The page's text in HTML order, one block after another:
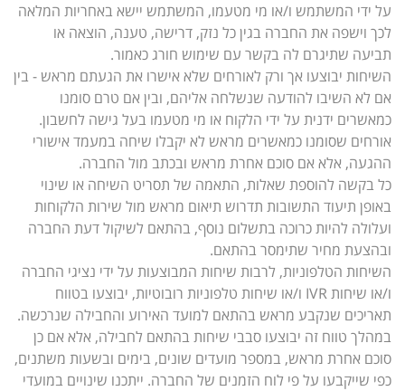
על ידי המשתמש ו/או מי מטעמו, המשתמש יישא באחריות המלאה
לכך וישפה את החברה בגין כל נזק, דרישה, טענה, הוצאה או
תביעה שתיגרם לה בקשר עם שימוש חורג כאמור.
השיחות יבוצעו אך ורק לאורחים שלא אישרו את הגעתם מראש - בין
אם לא השיבו להודעה שנשלחה אליהם, ובין אם טרם סומנו
כמאשרים ידנית על ידי הלקוח או מי מטעמו בעל גישה לחשבון.
אורחים שסומנו כמאשרים מראש לא יקבלו שיחה במעמד אישורי
ההגעה, אלא אם סוכם אחרת מראש ובכתב מול החברה.
כל בקשה להוספת שאלות, התאמה של תסריט השיחה או שינוי
באופן תיעוד התשובות תדרוש תיאום מראש מול שירות הלקוחות
ועלולה להיות כרוכה בתשלום נוסף, בהתאם לשיקול דעת החברה
ובהצעת מחיר שתימסר בהתאם.
השיחות הטלפוניות, לרבות שיחות המבוצעות על ידי נציגי החברה
ו/או שיחות IVR ו/או שיחות טלפוניות רובוטיות, יבוצעו בטווח
תאריכים שנקבע מראש בהתאם למועד האירוע והחבילה שנרכשה.
במהלך טווח זה יבוצעו סבבי שיחות בהתאם לחבילה, אלא אם כן
סוכם אחרת מראש, במספר מועדים שונים, בימים ובשעות משתנים,
כפי שייקבעו על פי לוח הזמנים של החברה. ייתכנו שינויים במועדי